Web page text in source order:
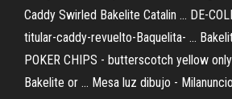
Caddy Swirled Bakelite Catalin ... DE-
titular-caddy-revuelto-Baquelita- ...
POKER CHIPS - butterscotch yellow
Bakelite or ... Mesa luz dibujo -